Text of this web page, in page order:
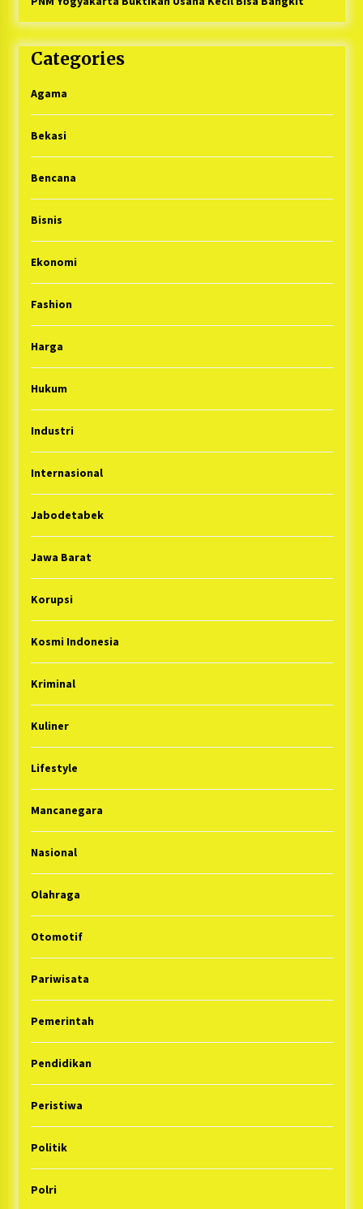
Categories
Agama
Bekasi
Bencana
Bisnis
Ekonomi
Fashion
Harga
Hukum
Industri
Internasional
Jabodetabek
Jawa Barat
Korupsi
Kosmi Indonesia
Kriminal
Kuliner
Lifestyle
Mancanegara
Nasional
Olahraga
Otomotif
Pariwisata
Pemerintah
Pendidikan
Peristiwa
Politik
Polri